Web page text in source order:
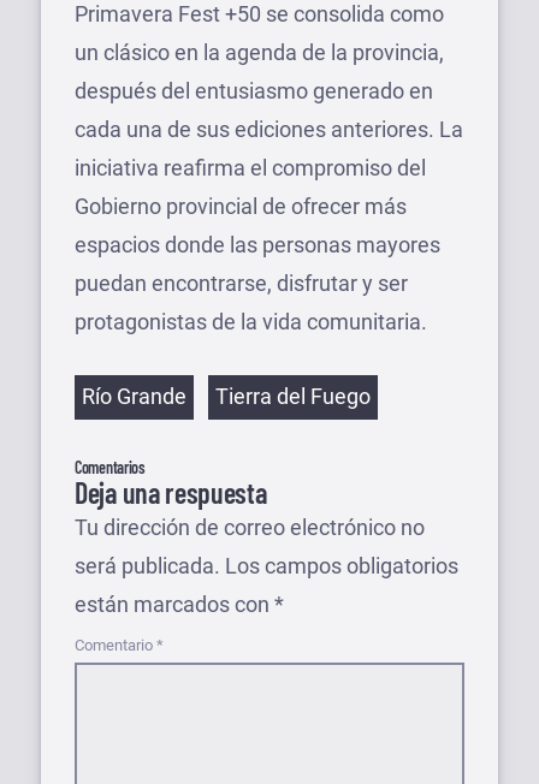
Primavera Fest +50 se consolida como
un clásico en la agenda de la provincia,
después del entusiasmo generado en
cada una de sus ediciones anteriores. La
iniciativa reafirma el compromiso del
Gobierno provincial de ofrecer más
espacios donde las personas mayores
puedan encontrarse, disfrutar y ser
protagonistas de la vida comunitaria.
Etiquetas
Río Grande Tierra del Fuego
Comentarios
Deja una respuesta
Tu dirección de correo electrónico no
será publicada. Los campos obligatorios
están marcados con *
Comentario *